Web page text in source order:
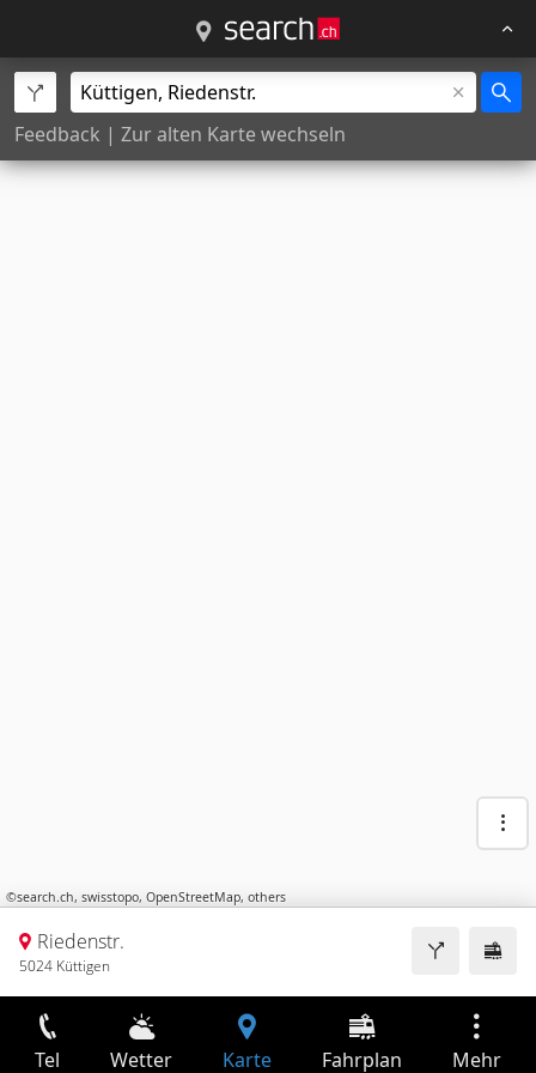
Feedback | Zur alten Karte wechseln
©search.ch, swisstopo, OpenStreetMap, others
Riedenstr.
5024 Küttigen
Tel Wetter Karte Fahrplan Mehr